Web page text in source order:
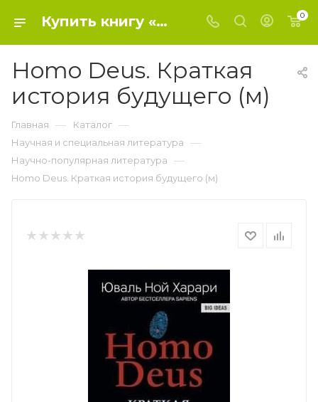
Купить книгу «Homo Deus. Краткая история будущего (м)» 2018, Юваль Харари - Научно-популярная литература 0
Homo Deus. Краткая
история будущего (м)
Главная — Каталог —
Научная и специальная литература —
Научно-популярная литература —
Homo Deus. Краткая история будущего (м)